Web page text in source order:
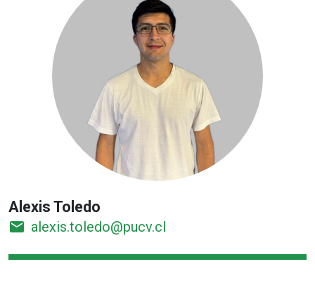
Alexis Toledo
email alexis.toledo@pucv.cl